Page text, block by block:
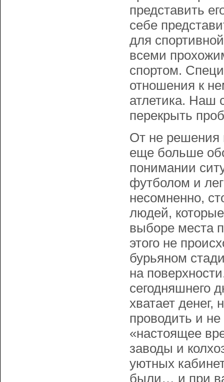
представить
себе
для
всеми
спортом.
отношения к
атлетика. Наш
перекрыть
От не решения
еще больше
понимании
футболом и
несомненно,
людей,
выборе места
этого не
бурьяном
на
сегодняшнего
хватает денег,
проводить и
«настоящее
заводы и
уютных
были… и при